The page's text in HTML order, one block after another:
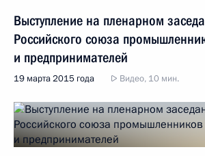
Выступление на пленарном
Российского союза
и предпринимателей
19 марта 2015 года Видео, 10 мин.